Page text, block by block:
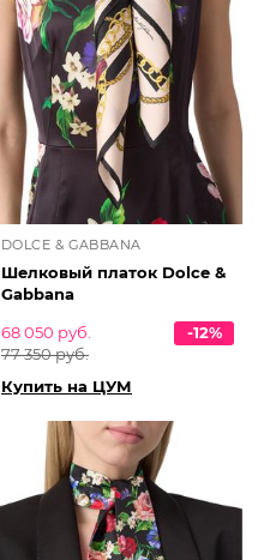
DOLCE & GABBANA
Шелковый платок Dolce &
Gabbana
68 050 руб.
77 350 руб.
-12%
Купить на ЦУМ